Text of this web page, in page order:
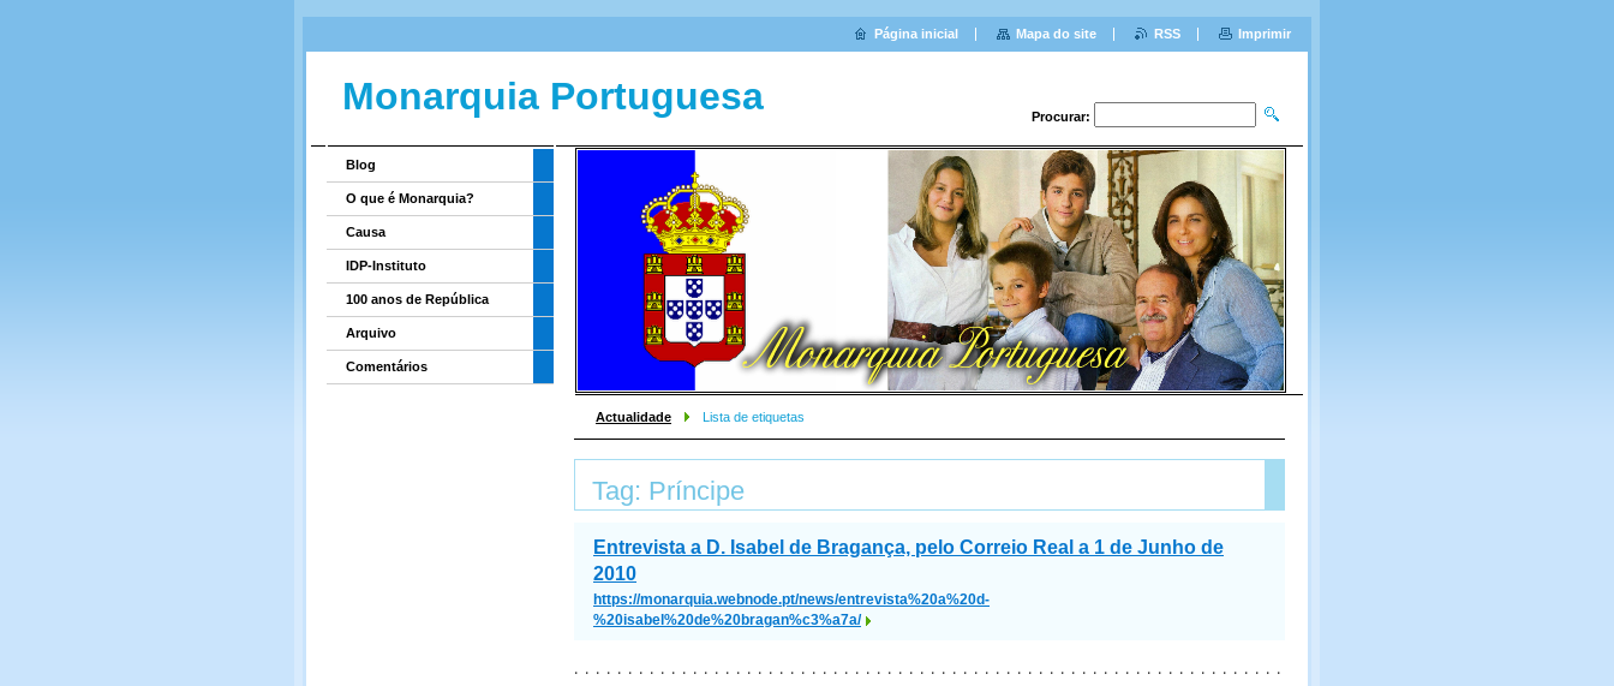
Monarquia Portuguesa Procurar:
Actualidade Lista de etiquetas
Tag: Príncipe
Entrevista a D. Isabel de Bragança, pelo Correio Real a 1 de Junho de
2010
https://monarquia.webnode.pt/news/entrevista%20a%20d-
%20isabel%20de%20bragan%c3%a7a/
Blog
O que é Monarquia?
Causa
IDP-Instituto
100 anos de República
Arquivo
Comentários
Página inicial Mapa do site RSS Imprimir